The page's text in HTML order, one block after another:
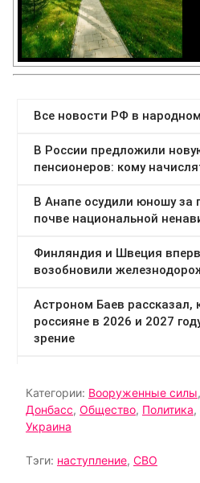
Категории: Вооруженные силы,
Донбасс, Общество, Политика,
Украина
Тэги: наступление, СВО